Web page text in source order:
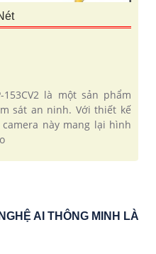
153CV2 là một sản phẩm
sát an ninh. Với thiết kế
này mang lại hình
AI THÔNG MINH LÀ